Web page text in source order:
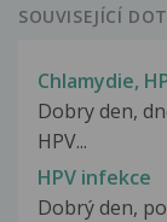
SOUVISEJÍCÍ
Chlamydie,
Dobry den,
HPV...
HPV infekce
Dobrý den,